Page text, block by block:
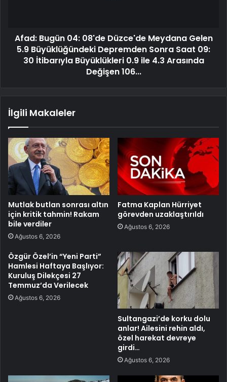
Afad: Bugün 04: 08'de Düzce'de Meydana Gelen
5.9 Büyüklüğündeki Depremden Sonra Saat 09:
30 İtibarıyla Büyüklükleri 0.9 ile 4.3 Arasında
Değişen 106...
İlgili Makaleler
Mutlak butlan sonrası altın
için kritik tahmin! Rakam
bile verdiler
Ağustos 6, 2026
Fatma Kaplan Hürriyet
görevden uzaklaştırıldı
Ağustos 6, 2026
Özgür Özel’in “Yeni Parti”
Hamlesi Haftaya Başlıyor:
Kuruluş Dilekçesi 27
Temmuz’da Verilecek
Ağustos 6, 2026
Sultangazi’de korku dolu
anlar! Ailesini rehin aldı,
özel harekat devreye
girdi…
Ağustos 6, 2026